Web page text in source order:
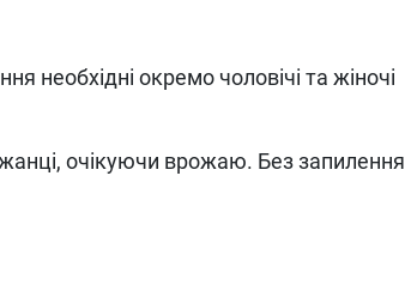
необхідні окремо чоловічі та жіночі
очікуючи врожаю. Без запилення